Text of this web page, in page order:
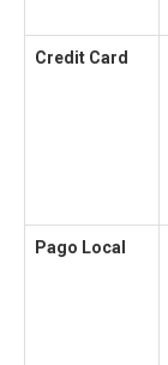
Credit Card
Pago Local